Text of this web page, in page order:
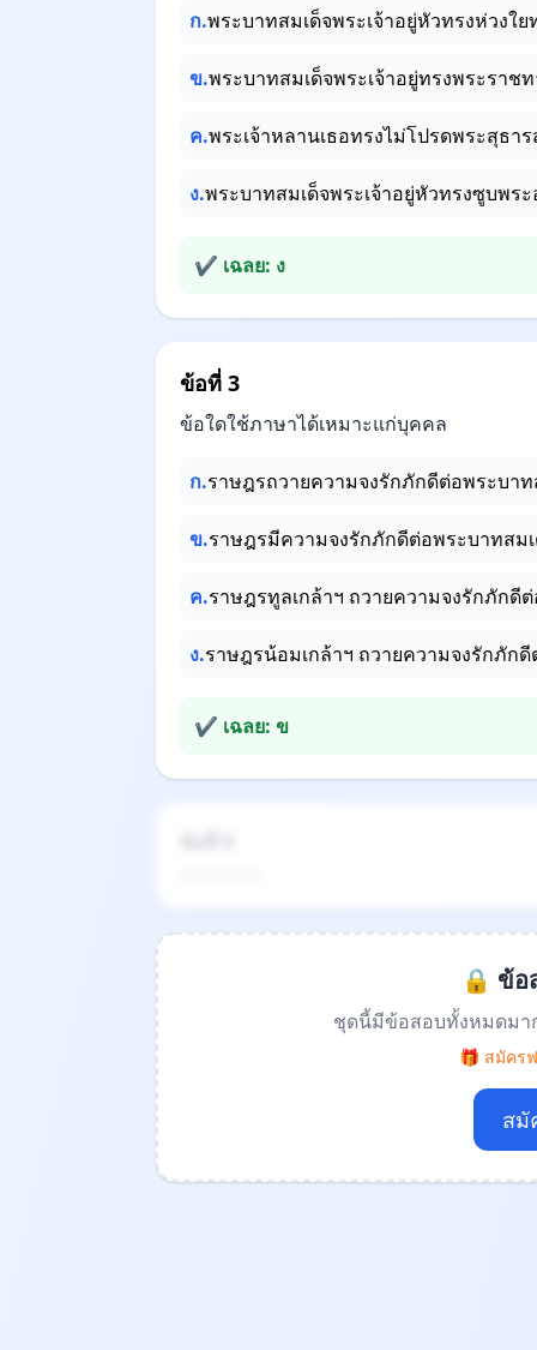
ก.พระบาทสมเด็จพระเจ้าอยู่หัวทรงห่วงใ
ข.พระบาทสมเด็จพระเจ้าอยู่ทรงพระรา
ค.พระเจ้าหลานเธอทรงไม่โปรดพระสุธา
ง.พระบาทสมเด็จพระเจ้าอยู่หัวทรงซูบพร
✔ เฉลย: ง
ข้อที่ 3
ข้อใดใช้ภาษาได้เหมาะแก่บุคคล
ก.ราษฎรถวายความจงรักภักดีต่อพระบาท
ข.ราษฎรมีความจงรักภักดีต่อพระบาทสมเ
ค.ราษฎรทูลเกล้าฯ ถวายความจงรักภักดี
ง.ราษฎรน้อมเกล้าฯ ถวายความจงรักภัก
✔ เฉลย: ข
🔒 ข้อ
ชุดนี้มีข้อสอบทั้งหมดมา
🎁 สมัคร
สมั